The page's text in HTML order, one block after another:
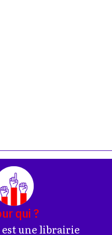
qui ?
une librairie